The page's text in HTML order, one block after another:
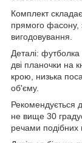
Комплект
прямого фасону,
вигодовування.
Деталі: футболка
дві планочки на
крою, низька
об'єму.
Рекомендується
не вище 30
речами подібних